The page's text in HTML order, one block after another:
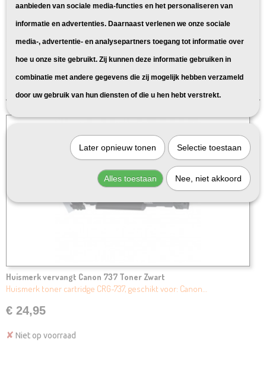
Toners compatible voor Canon i-
Sensys LBP 151DW:
Huismerk vervangt Canon 737 Toner Zwart
Huismerk toner cartridge CRG-737, geschikt voor: Canon…
€ 24,95
✘ Niet op voorraad
aanbieden van sociale media-functies en het personaliseren van
informatie en advertenties. Daarnaast verlenen we onze sociale
media-, advertentie- en analysepartners toegang tot informatie over
hoe u onze site gebruikt. Zij kunnen deze informatie gebruiken in
combinatie met andere gegevens die zij mogelijk hebben verzameld
door uw gebruik van hun diensten of die u hen hebt verstrekt.
Later opnieuw tonen Selectie toestaan
Alles toestaan Nee, niet akkoord